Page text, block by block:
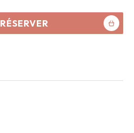
RÉSERVER